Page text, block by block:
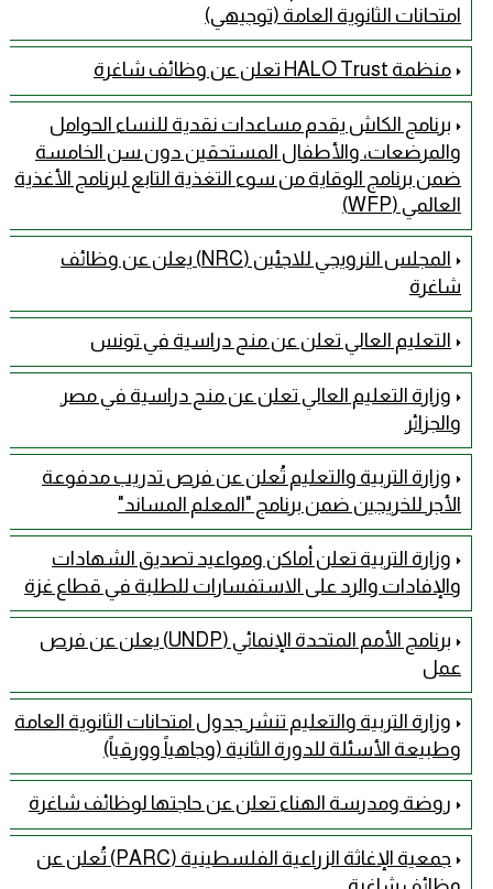
امتحانات الثانوية العامة (توجيهي)
منظمة HALO Trust تعلن عن وظائف شاغرة
برنامج الكاش يقدم مساعدات نقدية للنساء الحوامل
والمرضعات، والأطفال المستحقين دون سن الخامسة
ضمن برنامج الوقاية من سوء التغذية التابع لبرنامج الأغذية
العالمي (WFP)
المجلس النرويجي للاجئين (NRC) يعلن عن وظائف
شاغرة
التعليم العالي تعلن عن منح دراسية في تونس
وزارة التعليم العالي تعلن عن منح دراسية في مصر
والجزائر
وزارة التربية والتعليم تُعلن عن فرص تدريب مدفوعة
الأجر للخريجين ضمن برنامج "المعلم المساند"
وزارة التربية تعلن أماكن ومواعيد تصديق الشهادات
والإفادات والرد على الاستفسارات للطلبة في قطاع غزة
برنامج الأمم المتحدة الإنمائي (UNDP) يعلن عن فرص
عمل
وزارة التربية والتعليم تنشر جدول امتحانات الثانوية العامة
وطبيعة الأسئلة للدورة الثانية (وجاهياً وورقياً)
روضة ومدرسة الهناء تعلن عن حاجتها لوظائف شاغرة
جمعية الإغاثة الزراعية الفلسطينية (PARC) تُعلن عن